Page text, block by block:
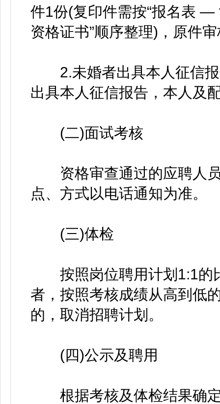
件1份(复印件需按“报名表
资格证书”顺序整理)，原件
2.未婚者出具本人征信报
出具本人征信报告，本人及
(二)面试考核
资格审查通过的应聘人员
点、方式以电话通知为准。
(三)体检
按照岗位聘用计划1:1的
者，按照考核成绩从高到低
的，取消招聘计划。
(四)公示及聘用
根据考核及体检结果确定